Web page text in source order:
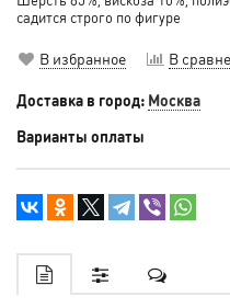
садится строго по фигуре
В избранное В
Доставка в город: Москва
Варианты оплаты